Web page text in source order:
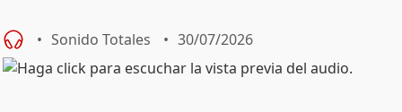
Sonido Totales 30/07/2026